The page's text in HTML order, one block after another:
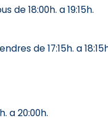
de 18:00h. a 19:15h.
de 17:15h. a
a 20:00h.